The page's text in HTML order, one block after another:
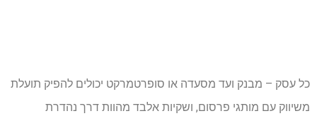
כל עסק – מבנק ועד מסעדה או סופרטמרקט יכולים להפיק תועלת
משיווק עם מותגי פרסום, ושקיות אלבד מהוות דרך נהדרת